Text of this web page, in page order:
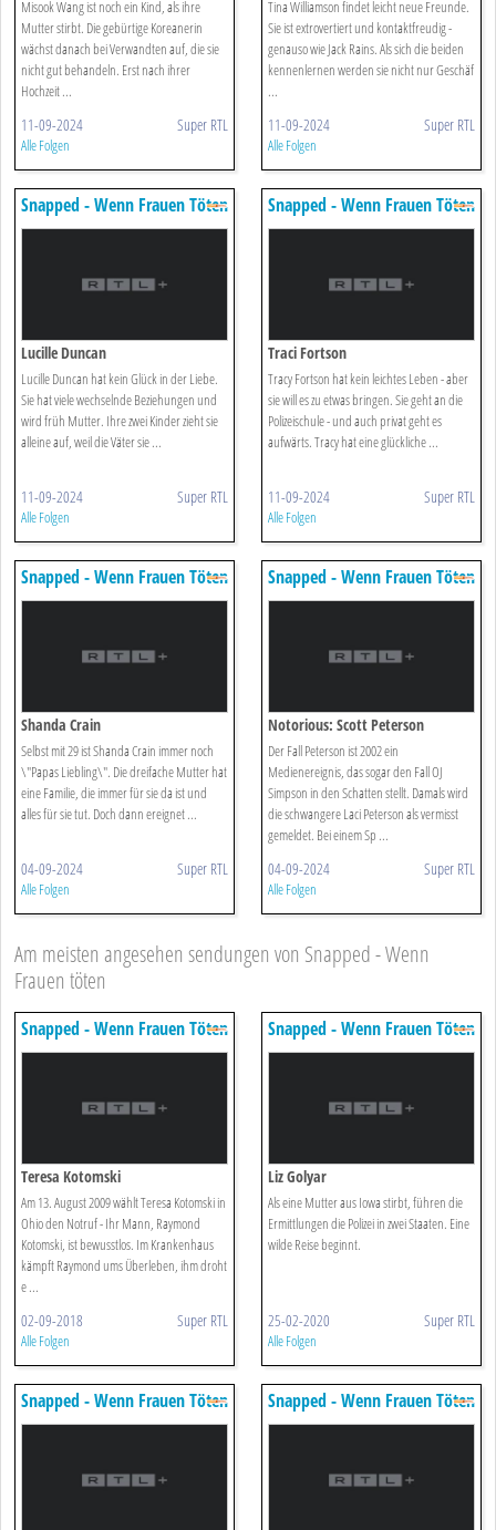
Misook Wang ist noch ein Kind, als ihre
Mutter stirbt. Die gebürtige Koreanerin
wächst danach bei Verwandten auf, die sie
nicht gut behandeln. Erst nach ihrer
Hochzeit ...
11-09-2024 Super RTL
Alle Folgen
Tina Williamson findet leicht neue Freunde.
Sie ist extrovertiert und kontaktfreudig -
genauso wie Jack Rains. Als sich die beiden
kennenlernen werden sie nicht nur Geschäf
...
11-09-2024 Super RTL
Alle Folgen
Snapped - Wenn Frauen Töten
Lucille Duncan
Lucille Duncan hat kein Glück in der Liebe.
Sie hat viele wechselnde Beziehungen und
wird früh Mutter. Ihre zwei Kinder zieht sie
alleine auf, weil die Väter sie ...
11-09-2024 Super RTL
Alle Folgen
Snapped - Wenn Frauen Töten
Traci Fortson
Tracy Fortson hat kein leichtes Leben - aber
sie will es zu etwas bringen. Sie geht an die
Polizeischule - und auch privat geht es
aufwärts. Tracy hat eine glückliche ...
11-09-2024 Super RTL
Alle Folgen
Snapped - Wenn Frauen Töten
Shanda Crain
Selbst mit 29 ist Shanda Crain immer noch
\"Papas Liebling\". Die dreifache Mutter hat
eine Familie, die immer für sie da ist und
alles für sie tut. Doch dann ereignet ...
04-09-2024 Super RTL
Alle Folgen
Snapped - Wenn Frauen Töten
Notorious: Scott Peterson
Der Fall Peterson ist 2002 ein
Medienereignis, das sogar den Fall OJ
Simpson in den Schatten stellt. Damals wird
die schwangere Laci Peterson als vermisst
gemeldet. Bei einem Sp ...
04-09-2024 Super RTL
Alle Folgen
Am meisten angesehen sendungen von Snapped - Wenn
Frauen töten
Snapped - Wenn Frauen Töten
Teresa Kotomski
Am 13. August 2009 wählt Teresa Kotomski in
Ohio den Notruf - Ihr Mann, Raymond
Kotomski, ist bewusstlos. Im Krankenhaus
kämpft Raymond ums Überleben, ihm droht
e ...
02-09-2018 Super RTL
Alle Folgen
Snapped - Wenn Frauen Töten
Liz Golyar
Als eine Mutter aus Iowa stirbt, führen die
Ermittlungen die Polizei in zwei Staaten. Eine
wilde Reise beginnt.
25-02-2020 Super RTL
Alle Folgen
Snapped - Wenn Frauen Töten Snapped - Wenn Frauen Töten